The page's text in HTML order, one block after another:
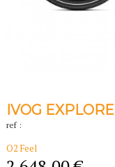
IVOG
ref :
O2 Feel